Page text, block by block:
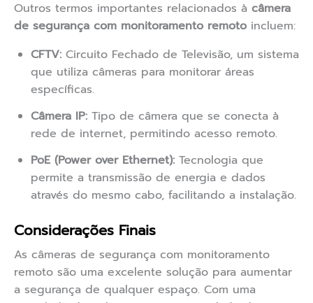
Outros termos importantes relacionados à câmera
de segurança com monitoramento remoto incluem:
CFTV: Circuito Fechado de Televisão, um sistema
que utiliza câmeras para monitorar áreas
específicas.
Câmera IP: Tipo de câmera que se conecta à
rede de internet, permitindo acesso remoto.
PoE (Power over Ethernet): Tecnologia que
permite a transmissão de energia e dados
através do mesmo cabo, facilitando a instalação.
Considerações Finais
As câmeras de segurança com monitoramento
remoto são uma excelente solução para aumentar
a segurança de qualquer espaço. Com uma